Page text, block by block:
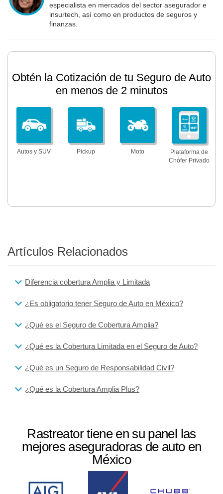
especialista en mercados del sector asegurador e
insurtech, así como en productos de seguros y
finanzas.
Obtén la Cotización de tu Seguro de Auto
en menos de 2 minutos
Autos y SUV Pickup Moto
Plataforma de
Chófer Privado
Artículos Relacionados
Diferencia cobertura Amplia y Limitada
¿Es obligatorio tener Seguro de Auto en México?
¿Qué es el Seguro de Cobertura Amplia?
¿Qué es la Cobertura Limitada en el Seguro de Auto?
¿Qué es un Seguro de Responsabilidad Civil?
¿Qué es la Cobertura Amplia Plus?
Rastreator tiene en su panel las
mejores aseguradoras de auto en
México